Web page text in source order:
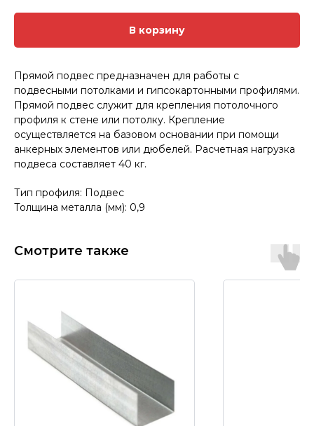
В корзину
Прямой подвес предназначен для работы с
подвесными потолками и гипсокартонными профилями.
Прямой подвес служит для крепления потолочного
профиля к стене или потолку. Крепление
осуществляется на базовом основании при помощи
анкерных элементов или дюбелей. Расчетная нагрузка
подвеса составляет 40 кг.
Тип профиля: Подвес
Толщина металла (мм): 0,9
Смотрите также